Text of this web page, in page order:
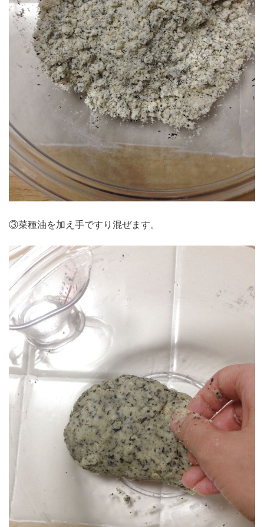
③菜種油を加え手ですり混ぜます。